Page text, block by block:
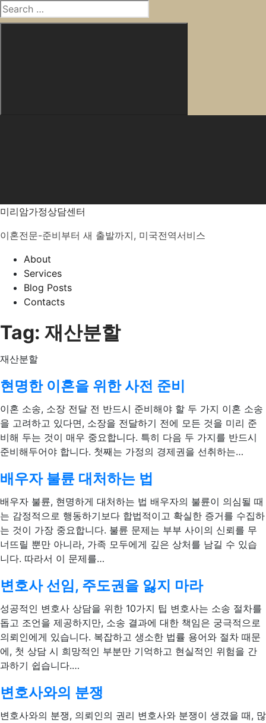
Search
for:
미리암가정상담센터
이혼전문-준비부터 새 출발까지, 미국전역서비스
About
Services
Blog Posts
Contacts
Tag: 재산분할
재산분할
현명한 이혼을 위한 사전 준비
이혼 소송, 소장 전달 전 반드시 준비해야 할 두 가지 이혼 소송
을 고려하고 있다면, 소장을 전달하기 전에 모든 것을 미리 준
비해 두는 것이 매우 중요합니다. 특히 다음 두 가지를 반드시
준비해두어야 합니다. 첫째는 가정의 경제권을 선취하는…
배우자 불륜 대처하는 법
배우자 불륜, 현명하게 대처하는 법 배우자의 불륜이 의심될 때
는 감정적으로 행동하기보다 합법적이고 확실한 증거를 수집하
는 것이 가장 중요합니다. 불륜 문제는 부부 사이의 신뢰를 무
너뜨릴 뿐만 아니라, 가족 모두에게 깊은 상처를 남길 수 있습
니다. 따라서 이 문제를…
변호사 선임, 주도권을 잃지 마라
성공적인 변호사 상담을 위한 10가지 팁 변호사는 소송 절차를
돕고 조언을 제공하지만, 소송 결과에 대한 책임은 궁극적으로
의뢰인에게 있습니다. 복잡하고 생소한 법률 용어와 절차 때문
에, 첫 상담 시 희망적인 부분만 기억하고 현실적인 위험을 간
과하기 쉽습니다.…
변호사와의 분쟁
변호사와의 분쟁, 의뢰인의 권리 변호사와 분쟁이 생겼을 때, 많